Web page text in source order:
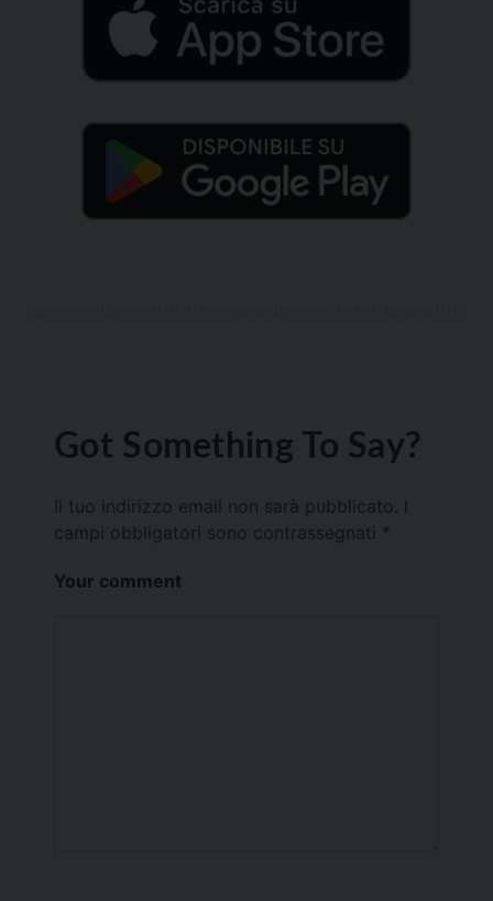
Got Something To Say?
Il tuo indirizzo email non sarà pubblicato.
campi obbligatori sono contrassegnati *
Your comment